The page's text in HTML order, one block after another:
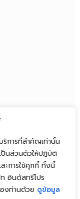
ริการที่สำคัญเท่านั้น
นส่วนตัวให้ปฏิบัติ
ะการใช้คุกกี้ ทั้งนี้
อินดัสทรีโปร
งท่านด้วย ดูข้อมูล